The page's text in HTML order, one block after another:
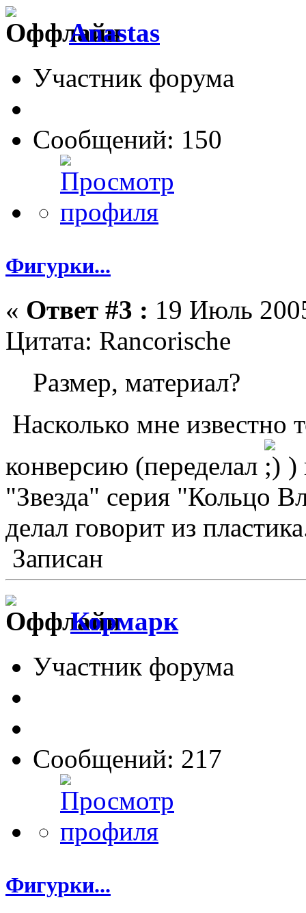
Anastas
Участник форума
Сообщений: 150
Фигурки...
« Ответ #3 : 19 Июль
Цитата: Rancorische
Размер, материал?
Насколько мне известно
конверсию (переделал
)
"Звезда" серия "Кольцо
делал говорит из
Записан
Кормарк
Участник форума
Сообщений: 217
Фигурки...